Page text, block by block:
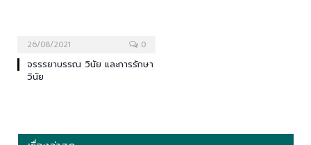
26/08/2021 0
จรรรยาบรรณ วินัย และการรักษา
วินัย